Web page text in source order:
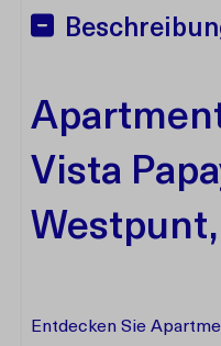
Vista
Entdecken Sie